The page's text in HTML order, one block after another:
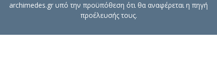
archimedes.gr υπό την προϋπόθεση ότι θα αναφέρεται η πηγή
προέλευσής τους.